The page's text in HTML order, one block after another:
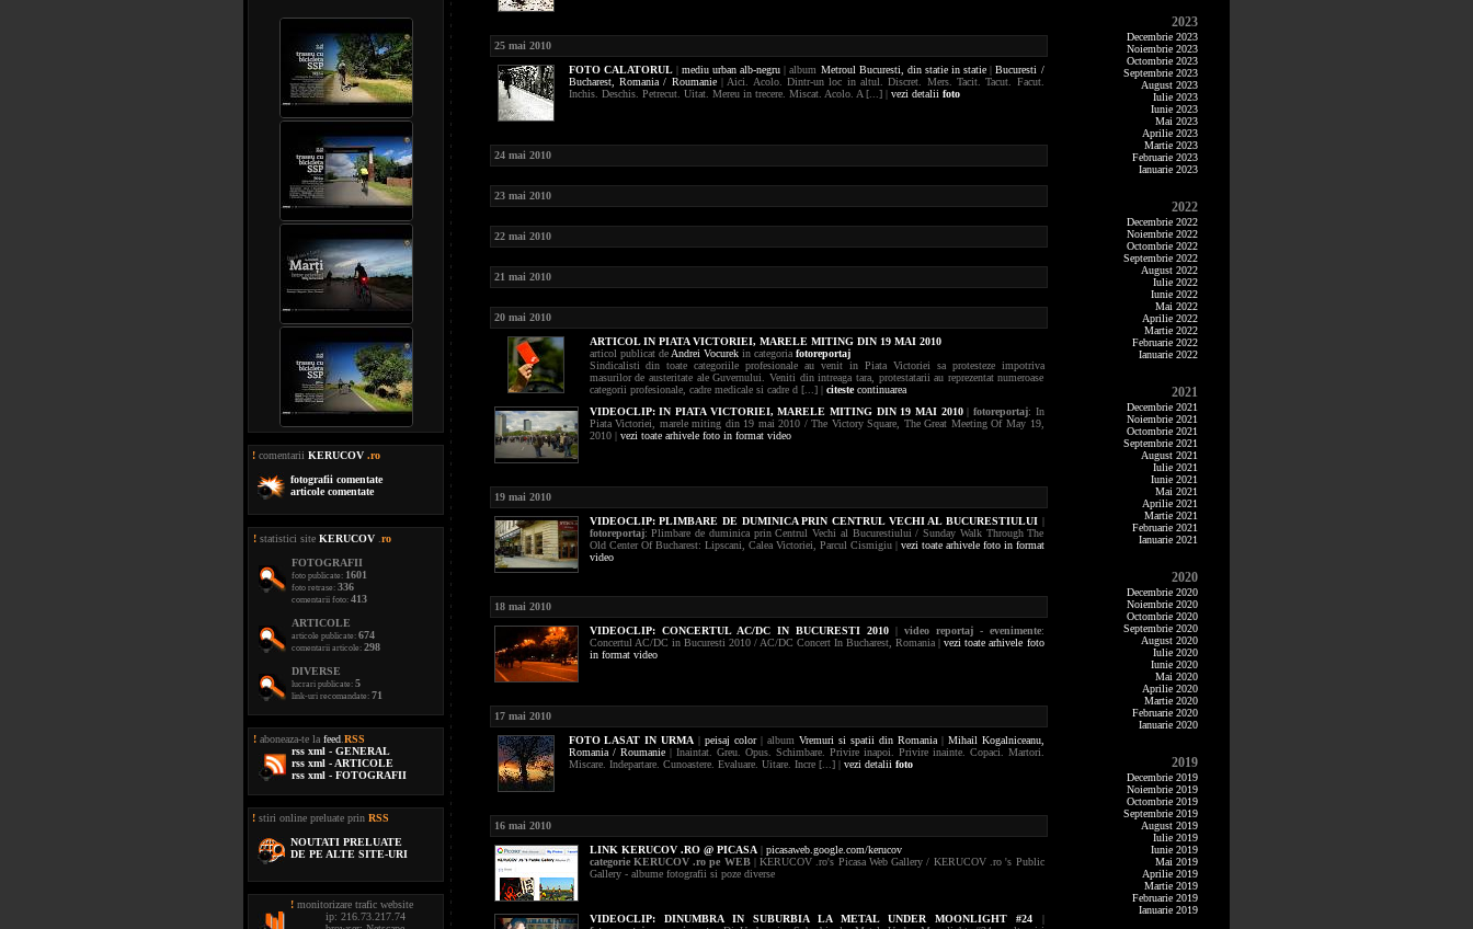
! comentarii KERUCOV .ro
fotografii comentate
articole comentate
! statistici site KERUCOV ro
FOTOGRAFII
foto publicate: 1601
foto retrase: 336
comentarii foto: 413
ARTICOLE
articole publicate: 674
comentarii articole: 298
DIVERSE
lucrari publicate: 5
link-uri recomandate: 71
! aboneaza-te la feed RSS
rss xml - GENERAL
rss xml - ARTICOLE
rss xml - FOTOGRAFII
! stiri online preluate prin RSS
NOUTATI PRELUATE
DE PE ALTE SITE-URI
! monitorizare trafic website
ip: 216.73.217.74
25 mai 2010
FOTO CALATORUL| mediu urban alb-negru | album Metroul Bucuresti, din statie in statie |Bucuresti /
Bucharest, Romania / Roumanie| Aici. Acolo. Dintr-un loc in altul. Discret. Mers. Tacit. Tacut. Facut.
Inchis. Deschis. Petrecut. Uitat. Mereu in trecere. Miscat. Acolo. A [...] | vezi detalii foto
24 mai 2010
23 mai 2010
22 mai 2010
21 mai 2010
20 mai 2010
ARTICOL IN PIATA VICTORIEI, MARELE MITING DIN 19 MAI 2010
articol publicat de Andrei Vocurekin categoria fotoreportaj
Sindicalisti din toate categoriile profesionale au venit in Piata Victoriei sa protesteze impotriva
masurilor de austeritate ale Guvernului. Veniti din intreaga tara, protestatarii au reprezentat numeroase
categorii profesionale, cadre medicale si cadre d [...] | citestecontinuarea
VIDEOCLIP: IN PIATA VICTORIEI, MARELE MITING DIN 19 MAI 2010| fotoreportaj: In
Piata Victoriei, marele miting din 19 mai 2010 / The Victory Square, The Great Meeting Of May 19,
2010 | vezi toate arhivele foto in format video
19 mai 2010
VIDEOCLIP: PLIMBARE DE DUMINICA PRIN CENTRUL VECHI AL BUCURESTIULUI|
fotoreportaj: Plimbare de duminica prin Centrul Vechi al Bucurestiului / Sunday Walk Through The
Old Center Of Bucharest: Lipscani, Calea Victoriei, Parcul Cismigiu | vezi toate arhivele foto in format
video
18 mai 2010
VIDEOCLIP: CONCERTUL AC/DC IN BUCURESTI 2010| video reportaj - evenimente:
Concertul AC/DC in Bucuresti 2010 / AC/DC Concert In Bucharest, Romania |vezi toate arhivele foto
in format video
17 mai 2010
FOTO LASAT IN URMA |peisaj color| album Vremuri si spatii din Romania| Mihail Kogalniceanu,
Romania / Roumanie| Inaintat. Greu. Opus. Schimbare. Privire inapoi. Privire inainte. Copaci. Martori.
Miscare. Indepartare. Cunoastere. Evaluare. Uitare. Incre [...] | vezi detalii foto
16 mai 2010
LINK KERUCOV .RO @ PICASA| picasaweb.google.com/kerucov
categorie KERUCOV .ro pe WEB| KERUCOV .ro's Picasa Web Gallery / KERUCOV .ro 's Public
Gallery - albume fotografii si poze diverse
VIDEOCLIP: DINUMBRA IN SUBURBIA LA METAL UNDER MOONLIGHT #24 |
2023
Decembrie 2023
Noiembrie 2023
Octombrie 2023
Septembrie 2023
August 2023
Iulie 2023
Iunie 2023
Mai 2023
Aprilie 2023
Martie 2023
Februarie 2023
Ianuarie 2023
2022
Decembrie 2022
Noiembrie 2022
Octombrie 2022
Septembrie 2022
August 2022
Iulie 2022
Iunie 2022
Mai 2022
Aprilie 2022
Martie 2022
Februarie 2022
Ianuarie 2022
2021
Decembrie 2021
Noiembrie 2021
Octombrie 2021
Septembrie 2021
August 2021
Iulie 2021
Iunie 2021
Mai 2021
Aprilie 2021
Martie 2021
Februarie 2021
Ianuarie 2021
2020
Decembrie 2020
Noiembrie 2020
Octombrie 2020
Septembrie 2020
August 2020
Iulie 2020
Iunie 2020
Mai 2020
Aprilie 2020
Martie 2020
Februarie 2020
Ianuarie 2020
2019
Decembrie 2019
Noiembrie 2019
Octombrie 2019
Septembrie 2019
August 2019
Iulie 2019
Iunie 2019
Mai 2019
Aprilie 2019
Martie 2019
Februarie 2019
Ianuarie 2019